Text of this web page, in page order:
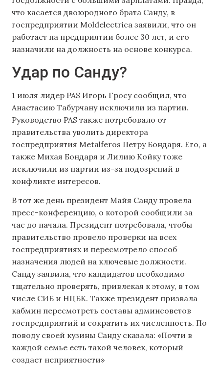
что касается двоюродного брата Санду, в
госпредприятии Moldelectrica заявили, что он
работает на предприятии более 30 лет, и его
назначили на должность на основе конкурса.
Удар по Санду?
1 июля лидер PAS Игорь Гросу сообщил, что
Анастасию Табурчану исключили из партии.
Руководство PAS также потребовало от
правительства уволить директора
госпредприятия Metalferos Петру Бондаря. Его, а
также Михая Бондаря и Лилию Койку тоже
исключили из партии из-за подозрений в
конфликте интересов.
В тот же день президент Майя Санду провела
пресс-конференцию, о которой сообщили за
час до начала. Президент потребовала, чтобы
правительство провело проверки на всех
госпредприятиях и пересмотрело способ
назначения людей на ключевые должности.
Санду заявила, что кандидатов необходимо
тщательно проверять, привлекая к этому, в том
числе СИБ и НЦБК. Также президент призвала
кабмин пересмотреть составы админсоветов
госпредприятий и сократить их численность. По
поводу своей кузины Санду сказала: «Почти в
каждой семье есть такой человек, который
создает неприятности»